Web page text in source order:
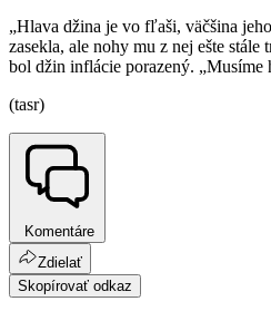
„Hlava džina je vo fľaši, väčšina
zasekla, ale nohy mu z nej ešte
bol džin inflácie porazený.
(tasr)
Komentáre
Zdielať
Skopírovať odkaz